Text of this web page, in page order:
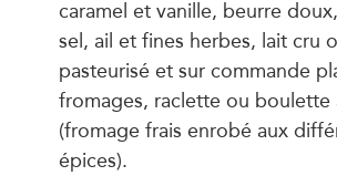
caramel et vanille, beurre
sel, ail et fines herbes, lait cru
pasteurisé et sur commande
fromages, raclette ou boulette
(fromage frais enrobé aux
épices).